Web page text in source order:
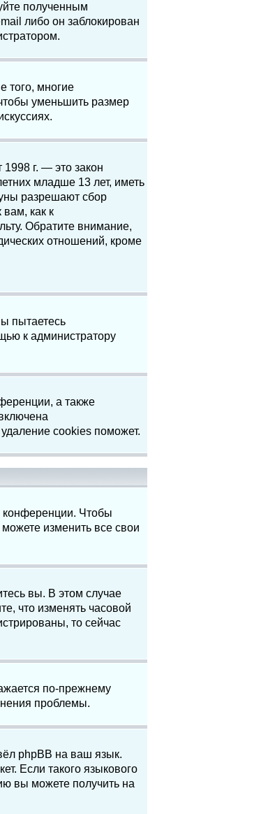
полученным
либо он заблокирован
того, многие
уменьшить размер
г. — это закон
младше 13 лет, иметь
разрешают сбор
как к
Обратите внимание,
отношений, кроме
пытаетесь
к администратору
а также
cookies поможет.
конференции. Чтобы
изменить все свои
вы. В этом случае
что изменять часовой
то сейчас
по-прежнему
проблемы.
phpBB на ваш язык.
Если такого языкового
вы можете получить на